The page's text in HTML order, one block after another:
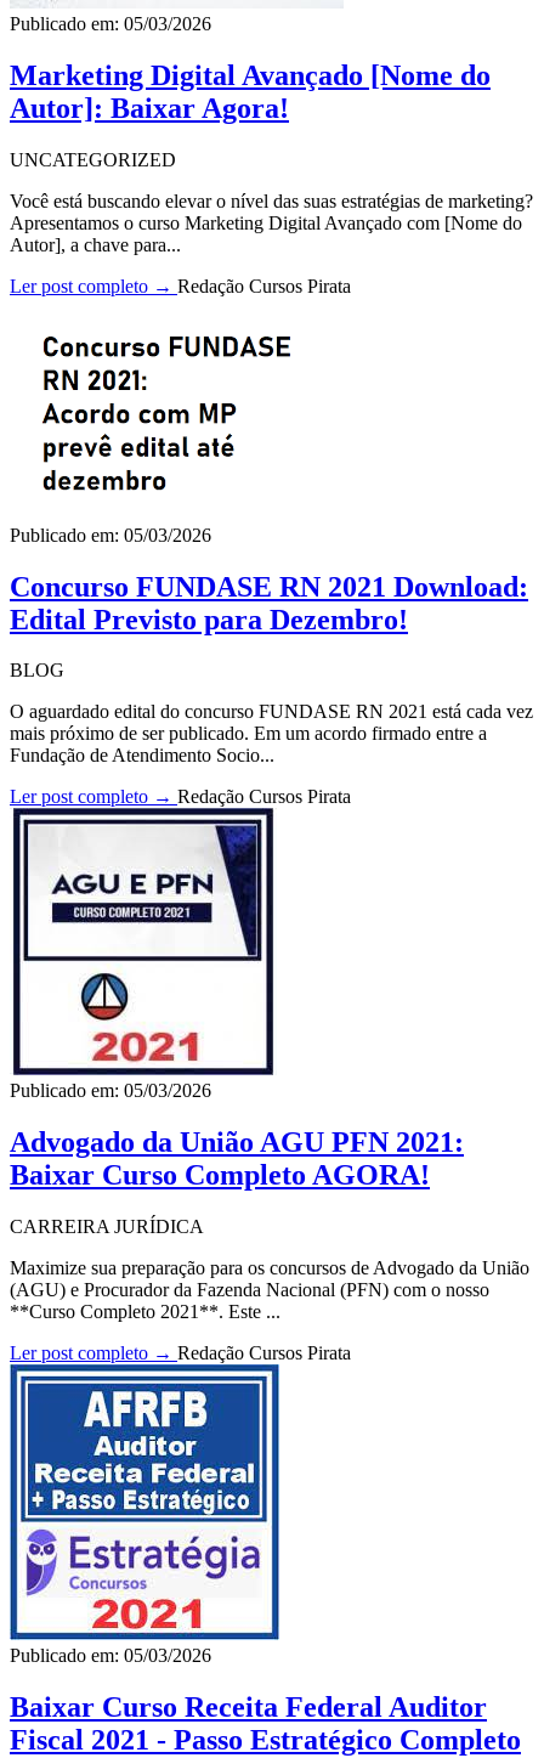
Publicado em: 05/03/2026
Marketing Digital Avançado [Nome do
Autor]: Baixar Agora!
UNCATEGORIZED
Você está buscando elevar o nível das suas estratégias de marketing?
Apresentamos o curso Marketing Digital Avançado com [Nome do
Autor], a chave para...
Ler post completo → Redação Cursos Pirata
Publicado em: 05/03/2026
Concurso FUNDASE RN 2021 Download:
Edital Previsto para Dezembro!
BLOG
O aguardado edital do concurso FUNDASE RN 2021 está cada vez
mais próximo de ser publicado. Em um acordo firmado entre a
Fundação de Atendimento Socio...
Ler post completo → Redação Cursos Pirata
Publicado em: 05/03/2026
Advogado da União AGU PFN 2021:
Baixar Curso Completo AGORA!
CARREIRA JURÍDICA
Maximize sua preparação para os concursos de Advogado da União
(AGU) e Procurador da Fazenda Nacional (PFN) com o nosso
**Curso Completo 2021**. Este ...
Ler post completo → Redação Cursos Pirata
Publicado em: 05/03/2026
Baixar Curso Receita Federal Auditor
Fiscal 2021 - Passo Estratégico Completo